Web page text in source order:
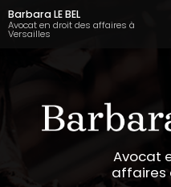
Aller
au
contenu
Barbara LE BEL
Avocat en droit des affaires à
Versailles
Avocat
affaires